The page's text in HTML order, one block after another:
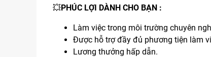
💥PHÚC LỢI DÀNH CHO BẠN :
Làm việc trong môi trường chuyên
Được hỗ trợ đầy đủ phương tiện làm
Lương thưởng hấp dẫn.